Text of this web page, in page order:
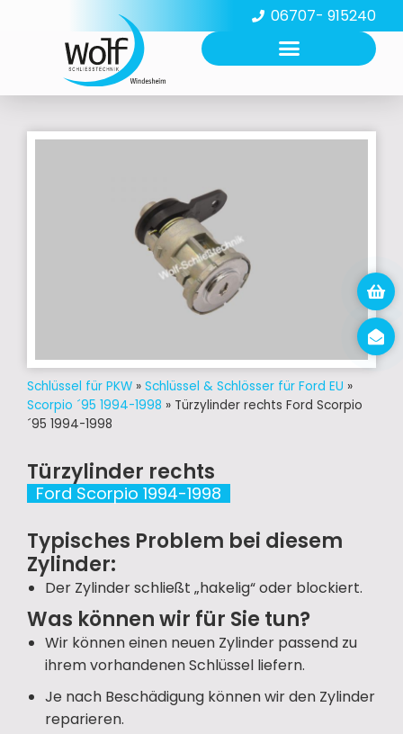
06707- 915240
Schlüssel für PKW » Schlüssel & Schlösser für Ford EU »
Scorpio ´95 1994-1998 » Türzylinder rechts Ford Scorpio
´95 1994-1998
Türzylinder rechts
Ford Scorpio 1994-1998
Typisches Problem bei diesem
Zylinder:
Der Zylinder schließt „hakelig“ oder blockiert.
Was können wir für Sie tun?
Wir können einen neuen Zylinder passend zu
ihrem vorhandenen Schlüssel liefern.
Je nach Beschädigung können wir den Zylinder
reparieren.